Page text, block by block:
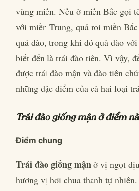
vùng miền. Nếu ở miền Bắc gọi
với miền Trung, quả roi miền
quả đào, trong khi đó quả đào
biết đến là trái đào tiên. Vì vậy,
được trái đào mận và đào tiên
những đặc điểm của cả hai loại
Trái đào giống mận ở điểm
Điểm chung
Trái đào giống mận ở vị ngọt
hương vị hơi chua thanh tự